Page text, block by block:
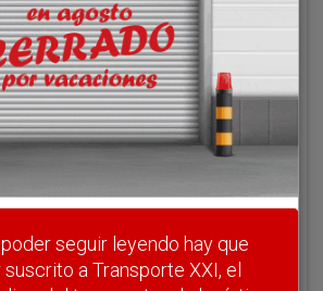
seguir leyendo hay que
suscrito a Transporte XXI, el